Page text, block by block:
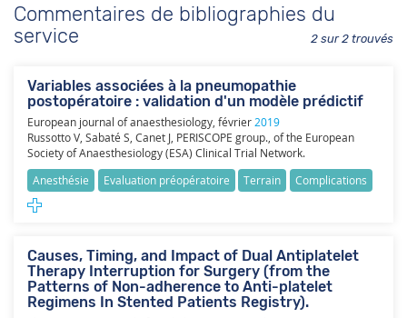
Commentaires de bibliographies du
service
2 sur 2 trouvés
Variables associées à la pneumopathie
postopératoire : validation d'un modèle prédictif
European journal of anaesthesiology, février2019
Russotto V, Sabaté S, Canet J, PERISCOPE group., of the European
Society of Anaesthesiology (ESA) Clinical Trial Network.
Anesthésie
Evaluation préopératoire Terrain Complications
Causes, Timing, and Impact of Dual Antiplatelet
Therapy Interruption for Surgery (from the
Patterns of Non-adherence to Anti-platelet
Regimens In Stented Patients Registry).